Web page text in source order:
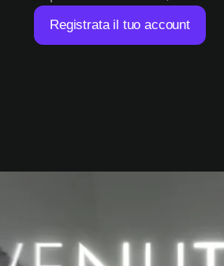
Registrata il tuo account